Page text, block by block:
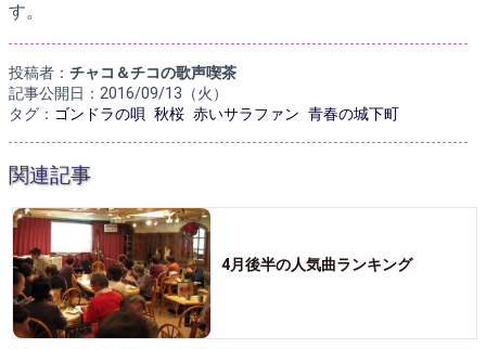
す。
投稿者： チャコ＆チコの歌声喫茶
記事公開日：2016/09/13（火）
タグ： ゴンドラの唄 秋桜 赤いサラファン 青春の城下町
関連記事
4月後半の人気曲ランキング